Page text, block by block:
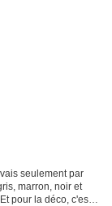
seulement par
marron, noir et
pour la déco, c'est